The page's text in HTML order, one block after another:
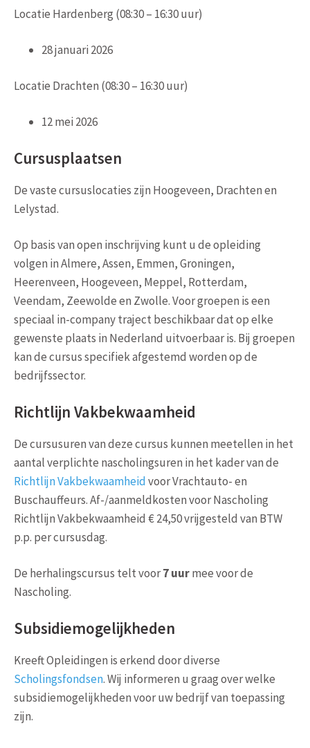
Locatie Hardenberg (08:30 – 16:30 uur)
28 januari 2026
Locatie Drachten (08:30 – 16:30 uur)
12 mei 2026
Cursusplaatsen
De vaste cursuslocaties zijn Hoogeveen, Drachten en
Lelystad.
Op basis van open inschrijving kunt u de opleiding
volgen in Almere, Assen, Emmen, Groningen,
Heerenveen, Hoogeveen, Meppel, Rotterdam,
Veendam, Zeewolde en Zwolle. Voor groepen is een
speciaal in-company traject beschikbaar dat op elke
gewenste plaats in Nederland uitvoerbaar is. Bij groepen
kan de cursus specifiek afgestemd worden op de
bedrijfssector.
Richtlijn Vakbekwaamheid
De cursusuren van deze cursus kunnen meetellen in het
aantal verplichte nascholingsuren in het kader van de
Richtlijn Vakbekwaamheidvoor Vrachtauto- en
Buschauffeurs. Af-/aanmeldkosten voor Nascholing
Richtlijn Vakbekwaamheid € 24,50 vrijgesteld van BTW
p.p. per cursusdag.
De herhalingscursus telt voor7 uurmee voor de
Nascholing.
Subsidiemogelijkheden
Kreeft Opleidingen is erkend door diverse
Scholingsfondsen. Wij informeren u graag over welke
subsidiemogelijkheden voor uw bedrijf van toepassing
zijn.